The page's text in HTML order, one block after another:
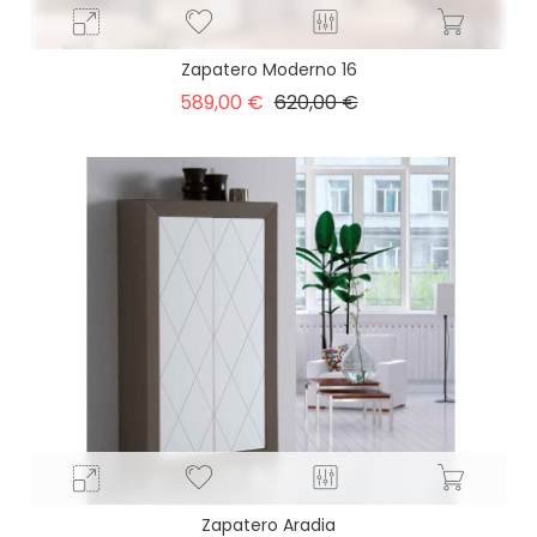
Zapatero Moderno 16
589,00 € Precio
620,00 €Precio
Zapatero Aradia